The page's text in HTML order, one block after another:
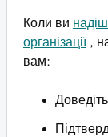
Коли ви
організації,
вам: